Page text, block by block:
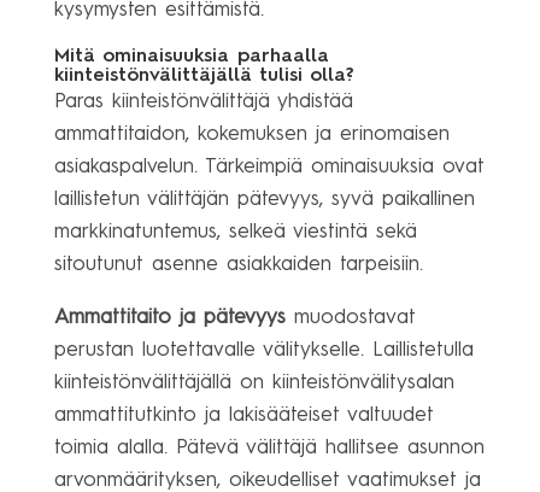
kysymysten esittämistä.
Mitä ominaisuuksia parhaalla
kiinteistönvälittäjällä tulisi olla?
Paras kiinteistönvälittäjä yhdistää
ammattitaidon, kokemuksen ja erinomaisen
asiakaspalvelun. Tärkeimpiä ominaisuuksia ovat
laillistetun välittäjän pätevyys, syvä paikallinen
markkinatuntemus, selkeä viestintä sekä
sitoutunut asenne asiakkaiden tarpeisiin.
Ammattitaito ja pätevyysmuodostavat
perustan luotettavalle välitykselle. Laillistetulla
kiinteistönvälittäjällä on kiinteistönvälitysalan
ammattitutkinto ja lakisääteiset valtuudet
toimia alalla. Pätevä välittäjä hallitsee asunnon
arvonmäärityksen, oikeudelliset vaatimukset ja